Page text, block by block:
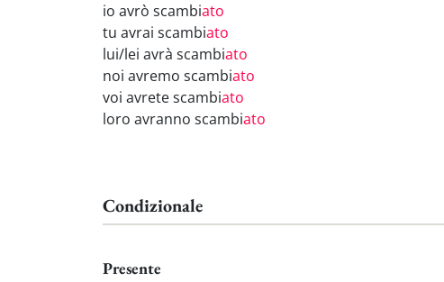
io avrò scambiato
tu avrai scambiato
lui/lei avrà scambiato
noi avremo scambiato
voi avrete scambiato
loro avranno scambiato
Condizionale
Presente